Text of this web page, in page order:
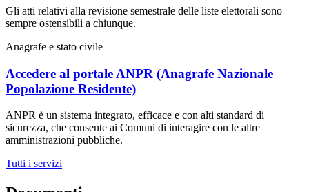
Gli atti relativi alla revisione semestrale delle liste elettorali sono
sempre ostensibili a chiunque.
Anagrafe e stato civile
Accedere al portale ANPR (Anagrafe Nazionale
Popolazione Residente)
ANPR è un sistema integrato, efficace e con alti standard di
sicurezza, che consente ai Comuni di interagire con le altre
amministrazioni pubbliche.
Tutti i servizi